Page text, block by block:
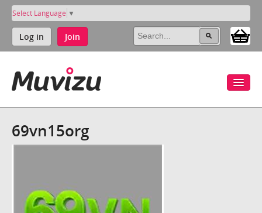
Select Language ▼
Log in Join
69vn15org